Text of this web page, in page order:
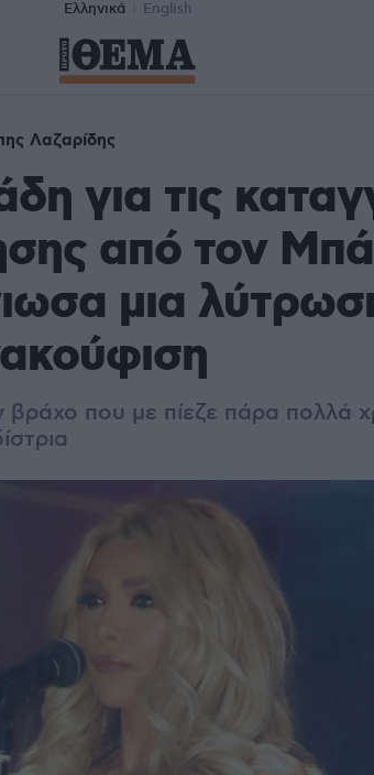
Ελληνικά English
Λαζαρίδης
για τις
από τον
μια
που με πίεζε πάρα πολλά